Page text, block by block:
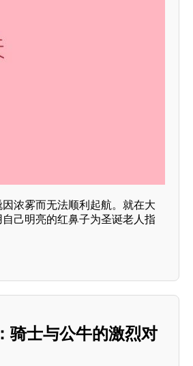
浓雾而无法顺利起航。就在大
己明亮的红鼻子为圣诞老人指
骑士与公牛的激烈对